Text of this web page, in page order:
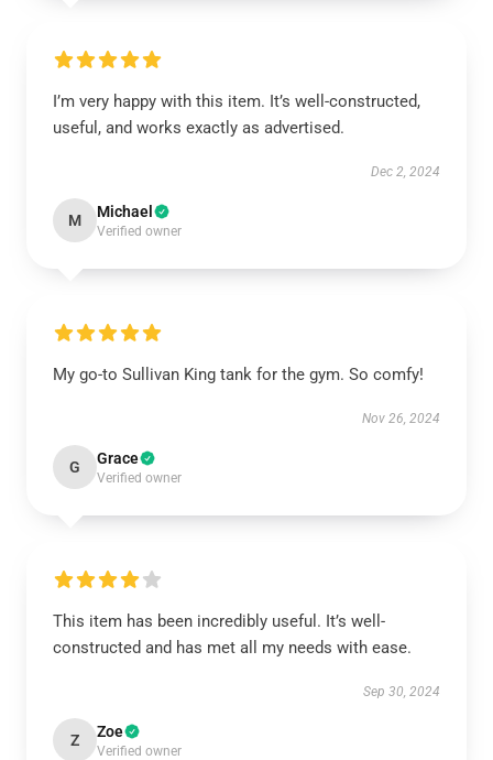
I’m very happy with this item. It’s well-constructed,
useful, and works exactly as advertised.
Dec 2, 2024
M Michael
Verified owner
My go-to Sullivan King tank for the gym. So comfy!
Nov 26, 2024
G Grace
Verified owner
This item has been incredibly useful. It’s well-
constructed and has met all my needs with ease.
Sep 30, 2024
Z Zoe
Verified owner